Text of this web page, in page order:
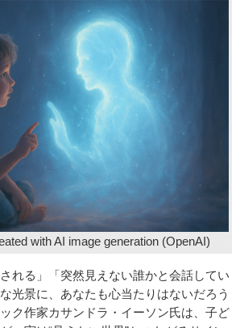
with AI image generation (OpenAI)
れる」「突然見えない誰かと会話してい
光景に、あなたも心当たりはないだろう
ク作家カサンドラ・イーソン氏は、子ど